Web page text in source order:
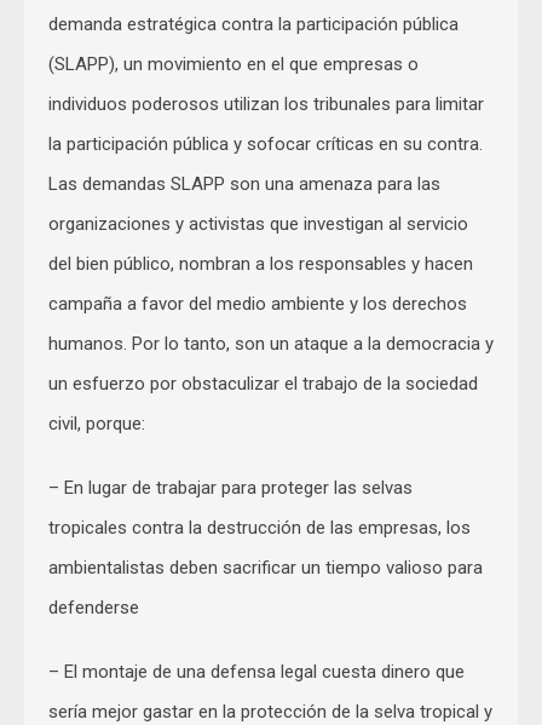
demanda estratégica contra la participación pública
(SLAPP), un movimiento en el que empresas o
individuos poderosos utilizan los tribunales para limitar
la participación pública y sofocar críticas en su contra.
Las demandas SLAPP son una amenaza para las
organizaciones y activistas que investigan al servicio
del bien público, nombran a los responsables y hacen
campaña a favor del medio ambiente y los derechos
humanos. Por lo tanto, son un ataque a la democracia y
un esfuerzo por obstaculizar el trabajo de la sociedad
civil, porque:
– En lugar de trabajar para proteger las selvas
tropicales contra la destrucción de las empresas, los
ambientalistas deben sacrificar un tiempo valioso para
defenderse
– El montaje de una defensa legal cuesta dinero que
sería mejor gastar en la protección de la selva tropical y